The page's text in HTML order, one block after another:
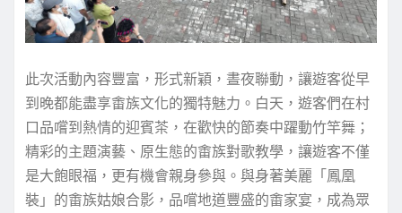
此次活動內容豐富，形式新穎，晝夜聯動，讓遊客從早
到晚都能盡享畬族文化的獨特魅力。白天，遊客們在村
口品嚐到熱情的迎賓茶，在歡快的節奏中躍動竹竿舞；
精彩的主題演藝、原生態的畬族對歌教學，讓遊客不僅
是大飽眼福，更有機會親身參與。與身著美麗「鳳凰
裝」的畬族姑娘合影，品嚐地道豐盛的畬家宴，成為眾